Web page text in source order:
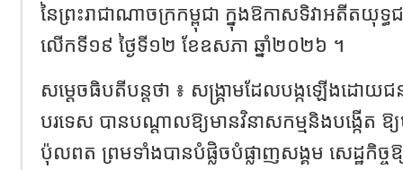
នៃព្រះរាជាណាចក្រកម្ពុជា ក្នុងឱកាសទិវាអតីតយុទ្ធ
លើកទី១៩ ថ្ងៃទី១២ ខែឧសភា ឆ្នាំ២០២៦ ។
សម្តេចធិបតីបន្តថា ៖ សង្គ្រាមដែលបង្កឡើងដោ
បរទេស បានបណ្តាលឱ្យមានវិនាសកម្មនិងបង្កើ
ប៉ុលពត ព្រមទាំងបានបំផ្លិចបំផ្លាញសង្គម សេដ្ឋកិច្